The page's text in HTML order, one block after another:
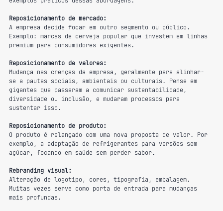
Reposicionamento de mercado:
A empresa decide focar em outro segmento ou público.
Exemplo: marcas de cerveja popular que investem em linhas
premium para consumidores exigentes.
Reposicionamento de valores:
Mudança nas crenças da empresa, geralmente para alinhar-
se a pautas sociais, ambientais ou culturais. Pense em
gigantes que passaram a comunicar sustentabilidade,
diversidade ou inclusão, e mudaram processos para
sustentar isso.
Reposicionamento de produto:
O produto é relançado com uma nova proposta de valor. Por
exemplo, a adaptação de refrigerantes para versões sem
açúcar, focando em saúde sem perder sabor.
Rebranding visual:
Alteração de logotipo, cores, tipografia, embalagem.
Muitas vezes serve como porta de entrada para mudanças
mais profundas.